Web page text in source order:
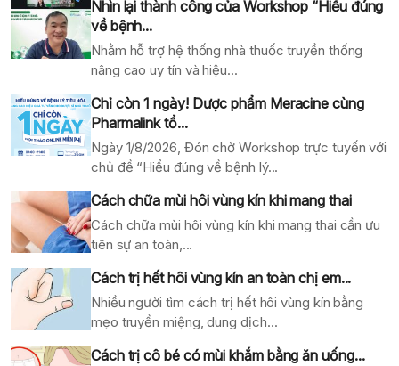
Nhìn lại thành công của Workshop “Hiểu đúng
về bệnh...
Nhằm hỗ trợ hệ thống nhà thuốc truyền thống
nâng cao uy tín và hiệu...
Chỉ còn 1 ngày! Dược phẩm Meracine cùng
Pharmalink tổ...
Ngày 1/8/2026, Đón chờ Workshop trực tuyến với
chủ đề “Hiểu đúng về bệnh lý...
Cách chữa mùi hôi vùng kín khi mang thai
Cách chữa mùi hôi vùng kín khi mang thai cần ưu
tiên sự an toàn,...
Cách trị hết hôi vùng kín an toàn chị em...
Nhiều người tìm cách trị hết hôi vùng kín bằng
mẹo truyền miệng, dung dịch...
Cách trị cô bé có mùi khắm bằng ăn uống...